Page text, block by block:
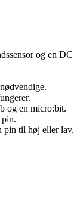
og en DC
og en micro:bit.
pin til høj eller lav.